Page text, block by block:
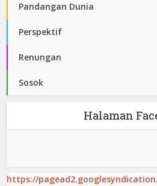
Pandangan Dunia
Perspektif
Renungan
Sosok
Halaman
https://